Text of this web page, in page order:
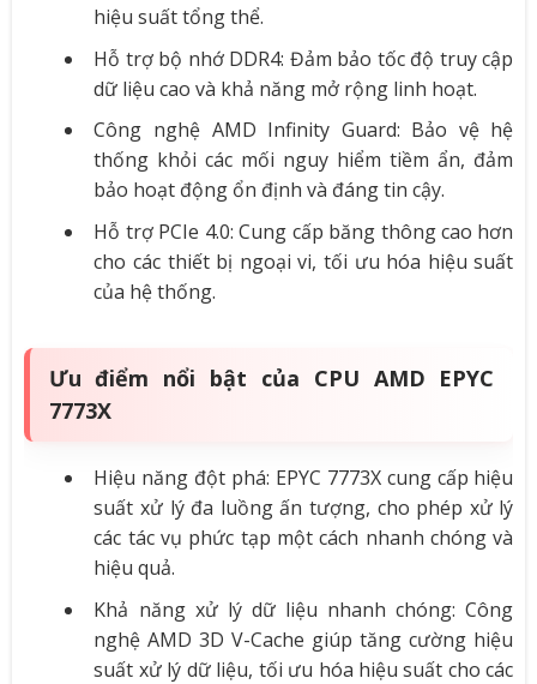
hiệu suất tổng thể.
Hỗ trợ bộ nhớ DDR4: Đảm bảo tốc độ truy cập
dữ liệu cao và khả năng mở rộng linh hoạt.
Công nghệ AMD Infinity Guard: Bảo vệ hệ
thống khỏi các mối nguy hiểm tiềm ẩn, đảm
bảo hoạt động ổn định và đáng tin cậy.
Hỗ trợ PCIe 4.0: Cung cấp băng thông cao hơn
cho các thiết bị ngoại vi, tối ưu hóa hiệu suất
của hệ thống.
Ưu điểm nổi bật của CPU AMD EPYC
7773X
Hiệu năng đột phá: EPYC 7773X cung cấp hiệu
suất xử lý đa luồng ấn tượng, cho phép xử lý
các tác vụ phức tạp một cách nhanh chóng và
hiệu quả.
Khả năng xử lý dữ liệu nhanh chóng: Công
nghệ AMD 3D V-Cache giúp tăng cường hiệu
suất xử lý dữ liệu, tối ưu hóa hiệu suất cho các